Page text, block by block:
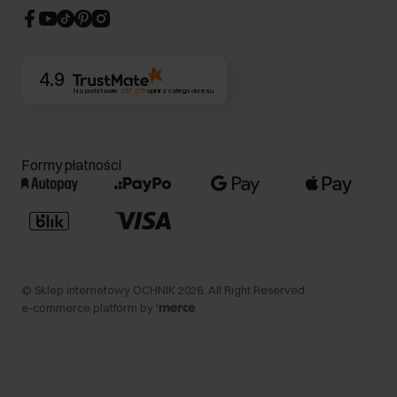
CSR
4.9
Na podstawie 357 275opinii z całego okresu
Formy płatności
© Sklep internetowy OCHNIK 2026 . All Right Reserved.
e-commerce platform by